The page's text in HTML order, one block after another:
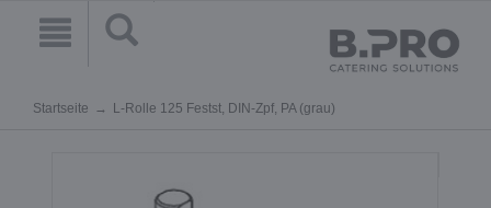
Startseite L-Rolle 125 Festst, DIN-Zpf, PA (grau)